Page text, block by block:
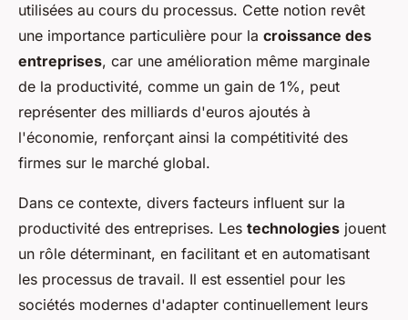
utilisées au cours du processus. Cette notion revêt
une importance particulière pour la croissance des
entreprises, car une amélioration même marginale
de la productivité, comme un gain de 1%, peut
représenter des milliards d'euros ajoutés à
l'économie, renforçant ainsi la compétitivité des
firmes sur le marché global.
Dans ce contexte, divers facteurs influent sur la
productivité des entreprises. Les technologies jouent
un rôle déterminant, en facilitant et en automatisant
les processus de travail. Il est essentiel pour les
sociétés modernes d'adapter continuellement leurs